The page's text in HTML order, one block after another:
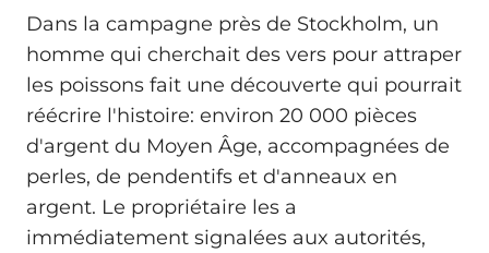
Dans la campagne près de Stockholm, un
homme qui cherchait des vers pour attraper
les poissons fait une découverte qui pourrait
réécrire l'histoire: environ 20 000 pièces
d'argent du Moyen Âge, accompagnées de
perles, de pendentifs et d'anneaux en
argent. Le propriétaire les a
immédiatement signalées aux autorités,